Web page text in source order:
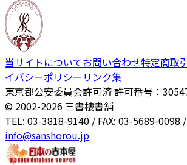
当サイトについてお問い合わせ特定商取
イバシーポリシー リンク集
東京都公安委員会許可済 許可番号：
© 2002-2026 三書樓書舗
TEL: 03-3818-9140 / FAX: 03-5689-0098
info@sanshorou.jp